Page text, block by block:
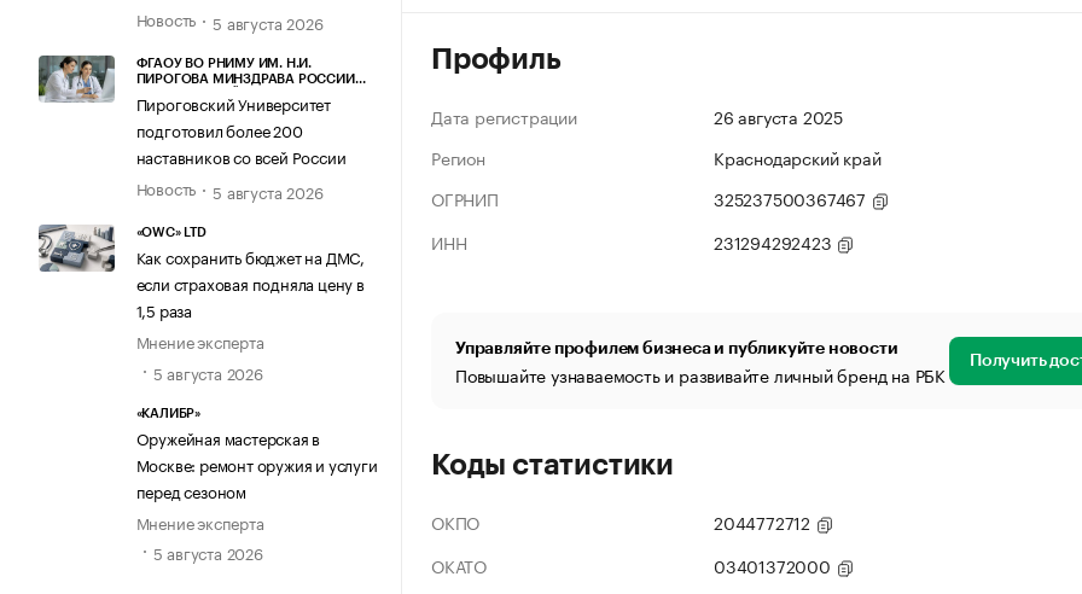
Новость
5 августа 2026
ФГАОУ ВО РНИМУ ИМ. Н.И.
ПИРОГОВА МИНЗДРАВА РОССИИ
Пироговский Университет
подготовил более 200
наставников со всей России
Новость
5 августа 2026
«OWC» LTD
Как сохранить бюджет на ДМС,
если страховая подняла цену в
1,5 раза
Мнение эксперта
5 августа 2026
«КАЛИБР»
Оружейная мастерская в
Москве: ремонт оружия и услуги
перед сезоном
Мнение эксперта
5 августа 2026
Профиль
Дата регистрации
26 августа 2025
Регион
Краснодарский край
ОГРНИП
325237500367467
ИНН
231294292423
Управляйте профилем бизнеса и публикуйте новости
Повышайте узнаваемость и развивайте личный бренд на РБК Получить
Коды статистики
ОКПО
2044772712
ОКАТО
03401372000